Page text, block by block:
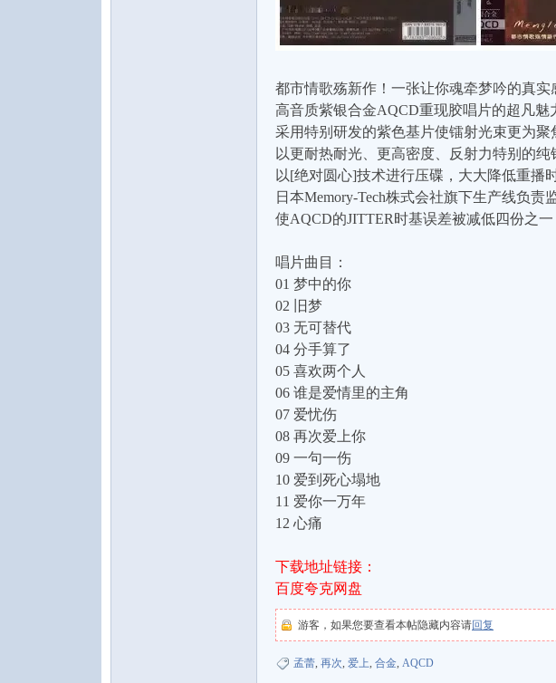
都市情歌殇新作！一张让你魂牵梦吟的真
高音质紫银合金AQCD重现胶唱片的超凡魅
采用特别研发的紫色基片使镭射光束更为聚
以更耐热耐光、更高密度、反射力特别的
以[绝对圆心]技术进行压碟，大大降低重播
日本Memory-Tech株式会社旗下生产线负责
使AQCD的JITTER时基误差被减低四份之
唱片曲目：
01 梦中的你
02 旧梦
03 无可替代
04 分手算了
05 喜欢两个人
06 谁是爱情里的主角
07 爱忧伤
08 再次爱上你
09 一句一伤
10 爱到死心塌地
11 爱你一万年
12 心痛
下载地址链接：
百度夸克网盘
游客，如果您要查看本帖隐藏内容请回复
孟蕾, 再次, 爱上, 合金, AQCD